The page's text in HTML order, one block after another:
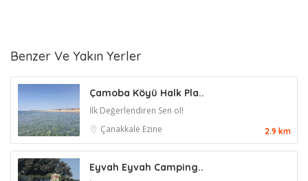
Benzer Ve Yakın Yerler
Çamoba Köyü Halk Pla..
İlk Değerlendiren Sen ol!
Çanakkale Ezine 2.9 km
Eyvah Eyvah Camping..